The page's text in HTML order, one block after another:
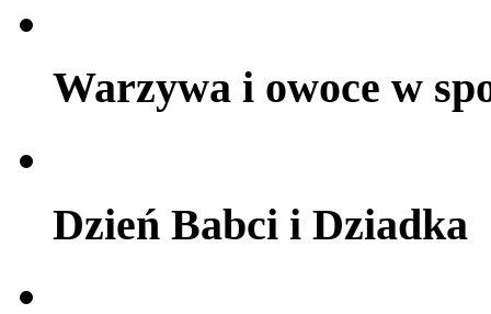
Warzywa i owoce w
Dzień Babci i Dziadka